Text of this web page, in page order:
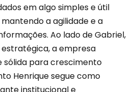
em algo simples e útil
a agilidade e a
Ao lado de Gabriel,
a empresa
sólida para crescimento
Henrique segue como
institucional e